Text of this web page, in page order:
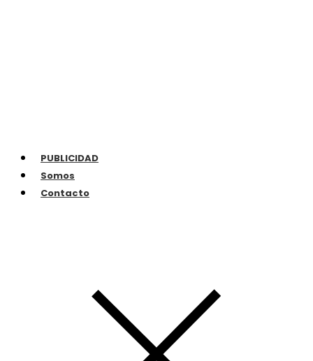
PUBLICIDAD
Somos
Contacto